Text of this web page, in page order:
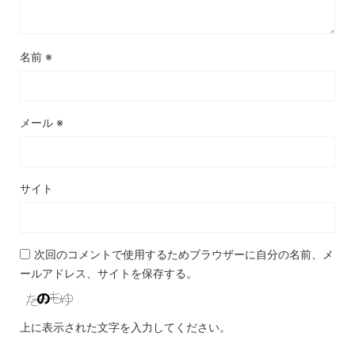
名前 ※
メール ※
サイト
次回のコメントで使用するためブラウザーに自分の名前、メ
ールアドレス、サイトを保存する。
上に表示された文字を入力してください。